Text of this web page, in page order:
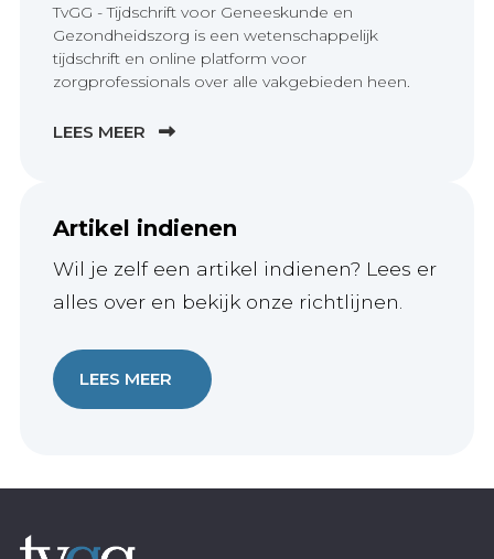
TvGG - Tijdschrift voor Geneeskunde en
Gezondheidszorg is een wetenschappelijk
tijdschrift en online platform voor
zorgprofessionals over alle vakgebieden heen.
LEES MEER
Artikel indienen
Wil je zelf een artikel indienen? Lees er
alles over en bekijk onze richtlijnen.
LEES MEER